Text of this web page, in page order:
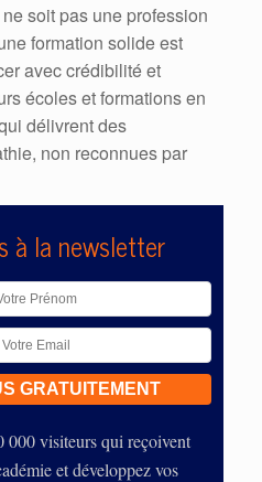
soit pas une profession
formation solide est
avec crédibilité et
écoles et formations en
délivrent des
non reconnues par
à la newsletter
000 visiteurs qui reçoivent
et développez vos